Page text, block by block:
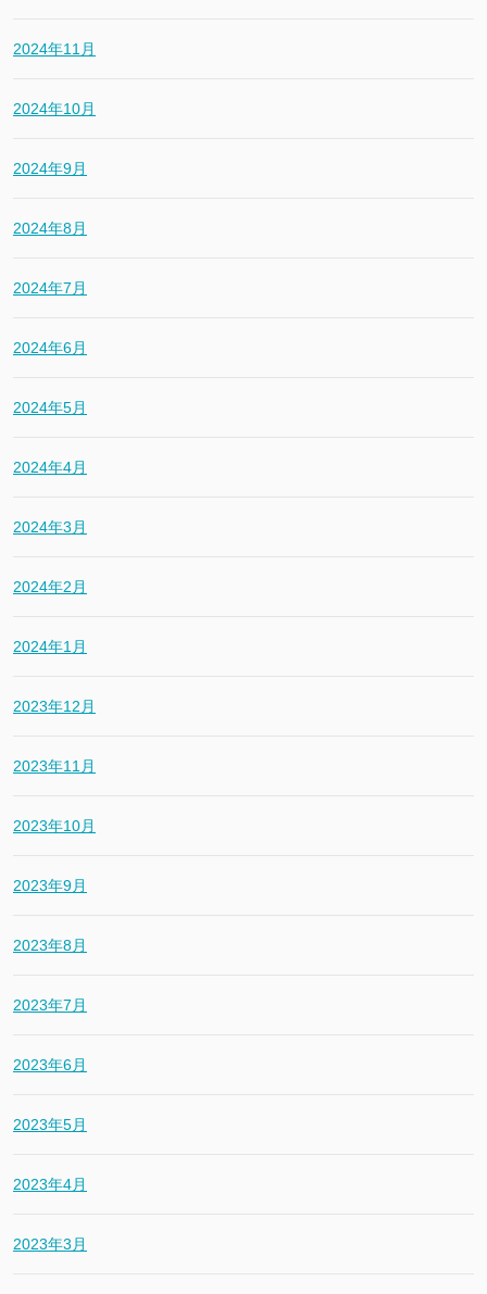
2024年11月
2024年10月
2024年9月
2024年8月
2024年7月
2024年6月
2024年5月
2024年4月
2024年3月
2024年2月
2024年1月
2023年12月
2023年11月
2023年10月
2023年9月
2023年8月
2023年7月
2023年6月
2023年5月
2023年4月
2023年3月